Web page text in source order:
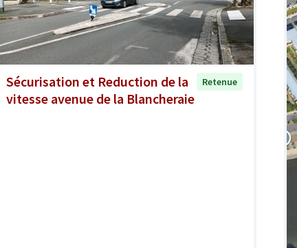
Sécurisation et Reduction de la
vitesse avenue de la Blancheraie
Retenue